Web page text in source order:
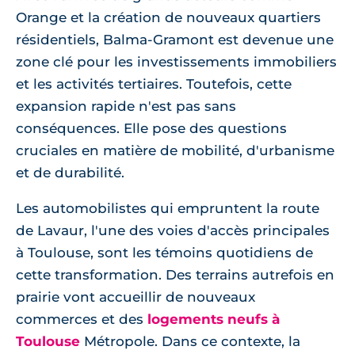
Orange et la création de nouveaux quartiers
résidentiels, Balma-Gramont est devenue une
zone clé pour les investissements immobiliers
et les activités tertiaires. Toutefois, cette
expansion rapide n'est pas sans
conséquences. Elle pose des questions
cruciales en matière de mobilité, d'urbanisme
et de durabilité.
Les automobilistes qui empruntent la route
de Lavaur, l'une des voies d'accès principales
à Toulouse, sont les témoins quotidiens de
cette transformation. Des terrains autrefois en
prairie vont accueillir de nouveaux
commerces et des logements neufs à
Toulouse Métropole. Dans ce contexte, la